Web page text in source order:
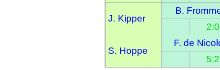
J. Kipper
B.
2:0
S. Hoppe
F. de
5:2